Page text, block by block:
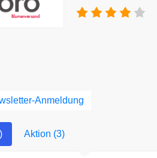
Anmeldung
Aktion (3)